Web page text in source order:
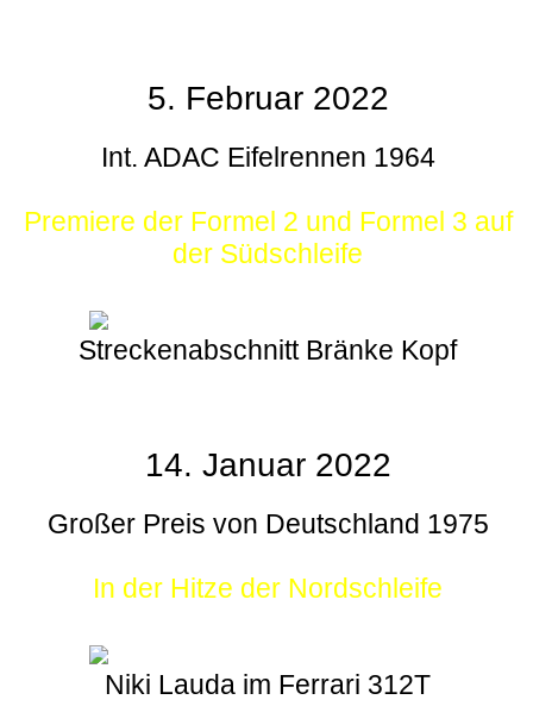
5. Februar 2022
Int. ADAC Eifelrennen 1964
Premiere der Formel 2 und Formel 3 auf
der Südschleife
Streckenabschnitt Bränke Kopf
14. Januar 2022
Großer Preis von Deutschland 1975
In der Hitze der Nordschleife
Niki Lauda im Ferrari 312T